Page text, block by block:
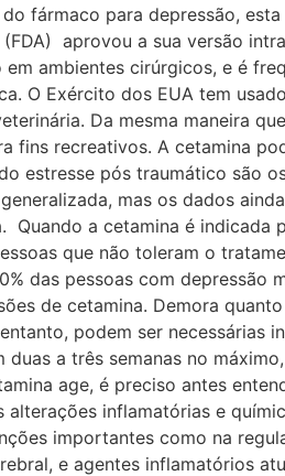
fármaco para depressão,
aprovou a sua versão
em ambientes cirúrgicos, e é
O Exército dos EUA tem
Da mesma maneira
fins recreativos. A cetamina
estresse pós traumático são
mas os dados
​Quando a cetamina é indicada
que não toleram o
das pessoas com
de cetamina. ​Demora
podem ser necessárias
duas a três semanas no
age, é preciso antes
alterações inflamatórias e
importantes como na
e agentes inflamatórios